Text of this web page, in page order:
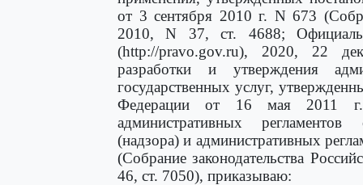
от 3 сентября 2010 г. N 673
2010, N 37, ст. 4688;
(http://pravo.gov.ru), 2020, 22
разработки и утверждения
государственных услуг,
Федерации от 16 мая 2011
административных регламентов
(надзора) и административных
(Собрание законодательства
46, ст. 7050), приказываю: